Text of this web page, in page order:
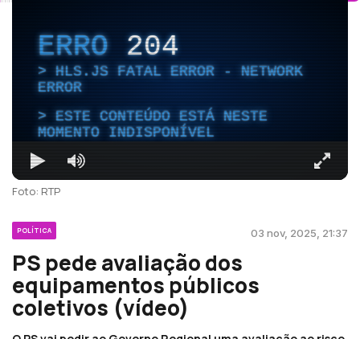
ERRO204
HLS.JS FATAL ERROR - NETWORK
ERROR
ESTE CONTEÚDO ESTÁ NESTE
MOMENTO INDISPONÍVEL
Foto: RTP
POLÍTICA 03 nov, 2025, 21:37
PS pede avaliação dos
equipamentos públicos
coletivos (vídeo)